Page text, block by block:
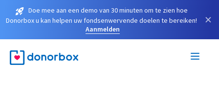
Doe mee aan een demo van 30 minuten om te zien hoe
Donorbox u kan helpen uw fondsenwervende doelen te bereiken!
Aanmelden
×